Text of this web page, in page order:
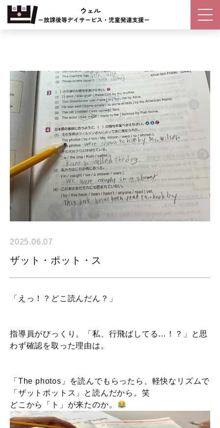
2025.06.07
ザット・ポット・ス
「えっ！？どこ読んだん？」
指導員がびっくり。「私、行飛ばしてる…！？」と思
わず確認を取った理由は。
「The photos」を読んでもらったら、軽快なリズムで
「ザットポットス」と読んだから。笑
どこから「ト」が来たのか。